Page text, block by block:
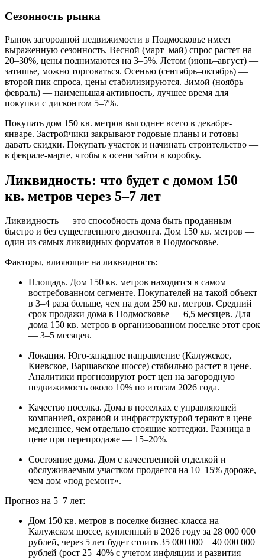
Сезонность рынка
Рынок загородной недвижимости в Подмосковье имеет
выраженную сезонность. Весной (март–май) спрос растет на
20–30%, цены поднимаются на 3–5%. Летом (июнь–август) —
затишье, можно торговаться. Осенью (сентябрь–октябрь) —
второй пик спроса, цены стабилизируются. Зимой (ноябрь–
февраль) — наименьшая активность, лучшее время для
покупки с дисконтом 5–7%.
Покупать дом 150 кв. метров выгоднее всего в декабре-
январе. Застройчики закрывают годовые планы и готовы
давать скидки. Покупать участок и начинать строительство —
в феврале-марте, чтобы к осени зайти в коробку.
Ликвидность: что будет с домом 150
кв. метров через 5–7 лет
Ликвидность — это способность дома быть проданным
быстро и без существенного дисконта. Дом 150 кв. метров —
один из самых ликвидных форматов в Подмосковье.
Факторы, влияющие на ликвидность:
Площадь. Дом 150 кв. метров находится в самом
востребованном сегменте. Покупателей на такой объект
в 3–4 раза больше, чем на дом 250 кв. метров. Средний
срок продажи дома в Подмосковье — 6,5 месяцев. Для
дома 150 кв. метров в организованном поселке этот срок
— 3–5 месяцев.
Локация. Юго-западное направление (Калужское,
Киевское, Варшавское шоссе) стабильно растет в цене.
Аналитики прогнозируют рост цен на загородную
недвижимость около 10% по итогам 2026 года.
Качество поселка. Дома в поселках с управляющей
компанией, охраной и инфраструктурой теряют в цене
медленнее, чем отдельно стоящие коттеджи. Разница в
цене при перепродаже — 15–20%.
Состояние дома. Дом с качественной отделкой и
обслуживаемым участком продается на 10–15% дороже,
чем дом «под ремонт».
Прогноз на 5–7 лет:
Дом 150 кв. метров в поселке бизнес-класса на
Калужском шоссе, купленный в 2026 году за 28 000 000
рублей, через 5 лет будет стоить 35 000 000 – 40 000 000
рублей (рост 25–40% с учетом инфляции и развития